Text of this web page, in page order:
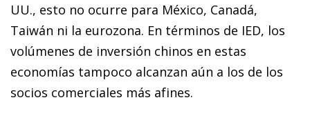
UU., esto no ocurre para México, Canadá,
Taiwán ni la eurozona. En términos de IED, los
volúmenes de inversión chinos en estas
economías tampoco alcanzan aún a los de los
so­­cios comerciales más afines.